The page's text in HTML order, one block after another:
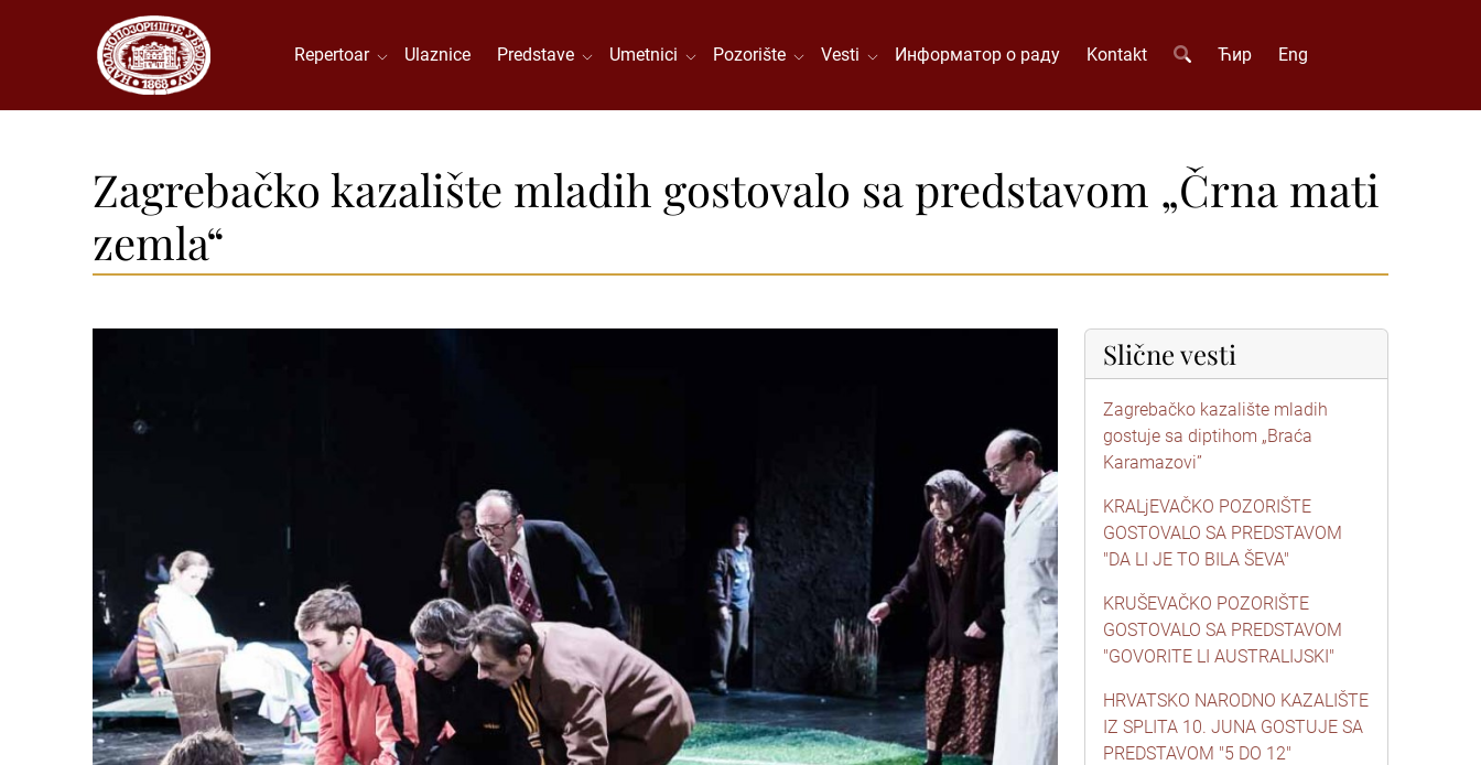
Repertoar Ulaznice Predstave Umetnici Pozorište Vesti Информатор о раду Kontakt Ћир Eng
Zagrebačko kazalište mladih gostovalo sa predstavom „Črna mati
zemla“
Slične vesti
Zagrebačko kazalište mladih
gostuje sa diptihom „Braća
Karamazovi”
KRALjEVAČKO POZORIŠTE
GOSTOVALO SA PREDSTAVOM
"DA LI JE TO BILA ŠEVA"
KRUŠEVAČKO POZORIŠTE
GOSTOVALO SA PREDSTAVOM
"GOVORITE LI AUSTRALIJSKI"
HRVATSKO NARODNO KAZALIŠTE
IZ SPLITA 10. JUNA GOSTUJE SA
PREDSTAVOM "5 DO 12"